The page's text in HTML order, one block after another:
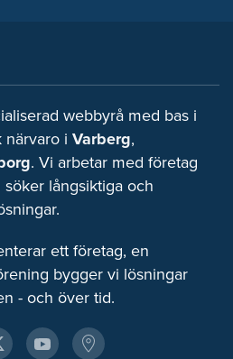
webbyrå med bas i
närvaro i Varberg,
. Vi arbetar med företag
långsiktiga och
ett företag, en
bygger vi lösningar
- och över tid.